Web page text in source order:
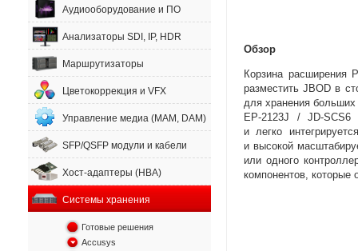
Аудиооборудование и ПО
Анализаторы SDI, IP, HDR
Маршрутизаторы
Цветокоррекция и VFX
Управление медиа (MAM, DAM)
SFP/QSFP модули и кабели
Хост-адаптеры (HBA)
Системы хранения
Готовые решения
Accusys
Обзор
Корзина расширения
разместить JBOD в
для хранения
EP-2123J / JD-SCS6
и легко
и высокой
или одного
компонентов которые